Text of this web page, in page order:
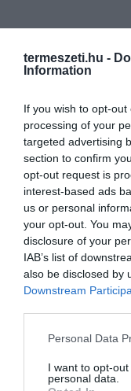
termeszeti.hu -
Information
If you wish to opt-
processing of your
targeted advertising
section to confirm
opt-out request is
interest-based ads
us or personal
your opt-out. You
disclosure of your
IAB’s list of
also be disclosed by
Downstream
Please note that
not limited to your
grant or deny
Personal Data
I want to opt-
personal data.